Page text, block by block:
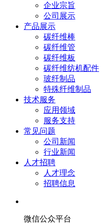
企业宗旨
公司展示
产品展示
碳纤维棒
碳纤维管
碳纤维板
碳纤维纺机配件
玻纤制品
特殊纤维制品
技术服务
应用领域
服务支持
常见问题
公司新闻
行业新闻
人才招聘
人才理念
招聘信息
微信公众平台